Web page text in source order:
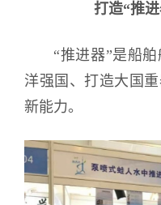
打造“推
“推进器”是船
洋强国、打造大国
新能力。